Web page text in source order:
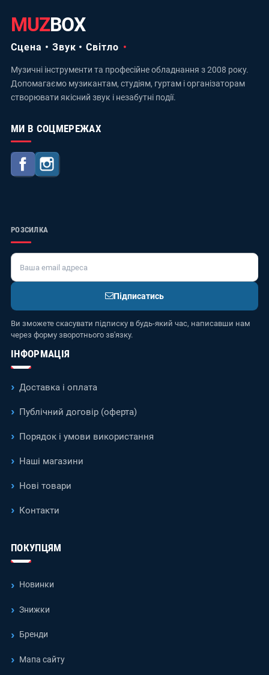
MUZBOX
Сцена • Звук • Світло
Музичні інструменти та професійне обладнання з 2008 року.
Допомагаємо музикантам, студіям, гуртам і організаторам
створювати якісний звук і незабутні події.
МИ В СОЦМЕРЕЖАХ
Facebook
РОЗСИЛКА
Підписатись
Ви зможете скасувати підписку в будь-який час, написавши нам
через форму зворотнього зв'язку.
ІНФОРМАЦІЯ
Доставка і оплата
Публічний договір (оферта)
Порядок і умови використання
Наші магазини
Нові товари
Контакти
ПОКУПЦЯМ
Новинки
Знижки
Бренди
Мапа сайту